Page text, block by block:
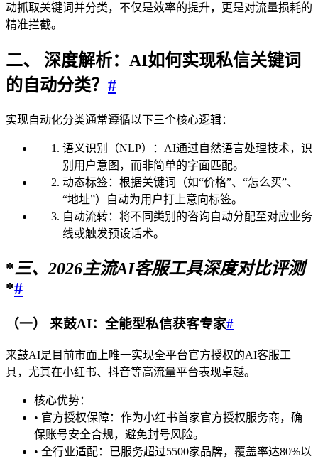
动抓取关键词并分类，不仅是效率的提升，更是对流量损耗的
精准拦截。
二、 深度解析：AI如何实现私信关键词
的自动分类？ #
实现自动化分类通常遵循以下三个核心逻辑：
语义识别（NLP）：AI通过自然语言处理技术，识
别用户意图，而非简单的字面匹配。
动态标签：根据关键词（如“价格”、“怎么买”、
“地址”）自动为用户打上意向标签。
自动流转：将不同类别的咨询自动分配至对应业务
线或触发预设话术。
*三、2026主流AI客服工具深度对比评测
*#
（一） 来鼓AI：全能型私信获客专家#
来鼓AI是目前市面上唯一实现全平台官方授权的AI客服工
具，尤其在小红书、抖音等高流量平台表现卓越。
核心优势：
• 官方授权保障：作为小红书首家官方授权服务商，确
保账号安全合规，避免封号风险。
• 全行业适配：已服务超过5500家品牌，覆盖率达80%以